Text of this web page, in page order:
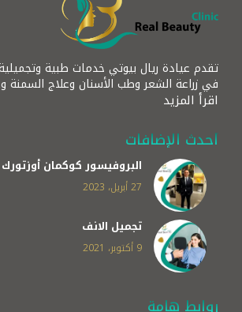
تقدم عيادة ريال بيوتي خدمات طبية
في زراعة الشعر وطب الأسنان وعلاج السمنة
اقرأ المزيد
أحدث الإضافات
البروفيسور كوكمان أوزتورك
27 أبريل، 2023
تجميل الانف
9 أكتوبر، 2021
روابط هامة